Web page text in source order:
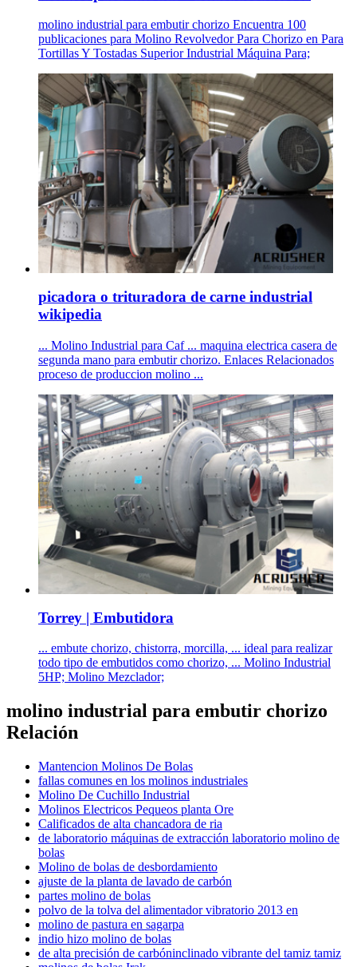
molino industrial para embutir chorizo Encuentra 100
publicaciones para Molino Revolvedor Para Chorizo en Para
Tortillas Y Tostadas Superior Industrial Máquina Para;
picadora o trituradora de carne industrial
wikipedia
... Molino Industrial para Caf ... maquina electrica casera de
segunda mano para embutir chorizo. Enlaces Relacionados
proceso de produccion molino ...
Torrey | Embutidora
... embute chorizo, chistorra, morcilla, ... ideal para realizar
todo tipo de embutidos como chorizo, ... Molino Industrial
5HP; Molino Mezclador;
molino industrial para embutir chorizo
Relación
Mantencion Molinos De Bolas
fallas comunes en los molinos industriales
Molino De Cuchillo Industrial
Molinos Electricos Pequeos planta Ore
Calificados de alta chancadora de ria
de laboratorio máquinas de extracción laboratorio molino de
bolas
Molino de bolas de desbordamiento
ajuste de la planta de lavado de carbón
partes molino de bolas
polvo de la tolva del alimentador vibratorio 2013 en
molino de pastura en sagarpa
indio hizo molino de bolas
de alta precisión de carbóninclinado vibrante del tamiz tamiz